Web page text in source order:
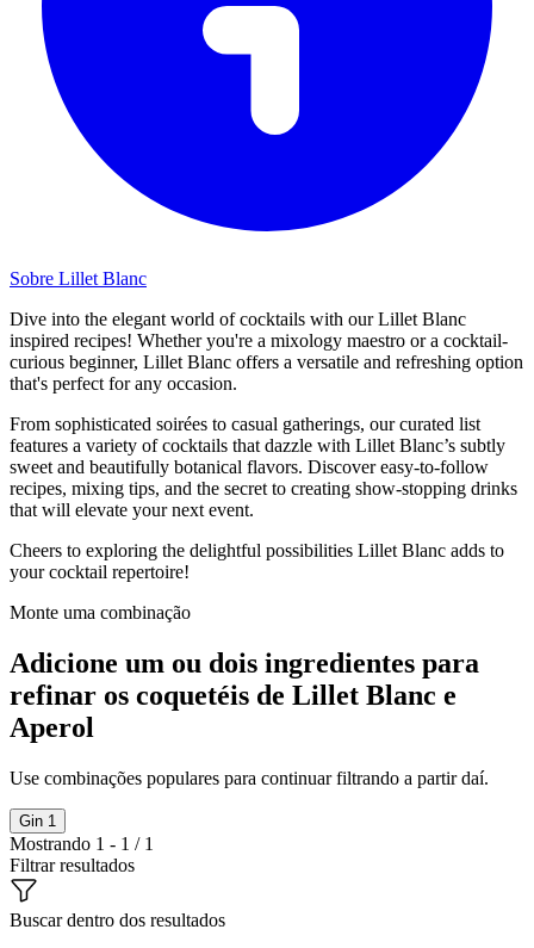
Sobre Lillet Blanc
Dive into the elegant world of cocktails with our Lillet Blanc
inspired recipes! Whether you're a mixology maestro or a cocktail-
curious beginner, Lillet Blanc offers a versatile and refreshing option
that's perfect for any occasion.
From sophisticated soirées to casual gatherings, our curated list
features a variety of cocktails that dazzle with Lillet Blanc’s subtly
sweet and beautifully botanical flavors. Discover easy-to-follow
recipes, mixing tips, and the secret to creating show-stopping drinks
that will elevate your next event.
Cheers to exploring the delightful possibilities Lillet Blanc adds to
your cocktail repertoire!
Monte uma combinação
Adicione um ou dois ingredientes para
refinar os coquetéis de Lillet Blanc e
Aperol
Use combinações populares para continuar filtrando a partir daí.
Gin 1
Mostrando 1 - 1 / 1
Filtrar resultados
Buscar dentro dos resultados